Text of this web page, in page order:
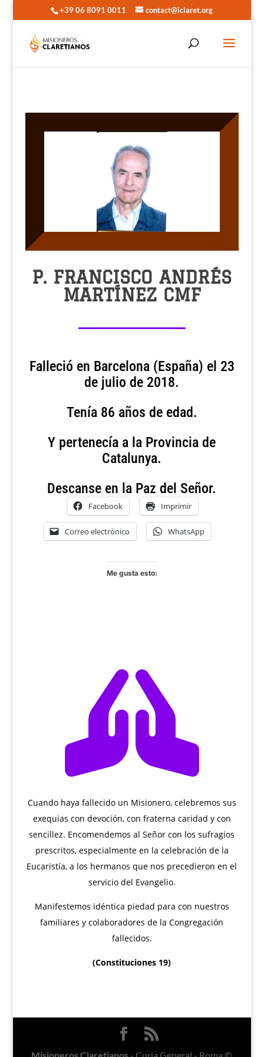
+39 06 8091 0011 contact@iclaret.org
P. FRANCISCO ANDRÉS
MARTÍNEZ CMF
Falleció en Barcelona (España) el 23
de julio de 2018.
Tenía 86 años de edad.
Y pertenecía a la Provincia de
Catalunya.
Descanse en la Paz del Señor.
Facebook Imprimir
Correo electrónico WhatsApp
Me gusta esto:

Cuando haya fallecido un Misionero, celebremos sus
exequias con devoción, con fraterna caridad y con
sencillez. Encomendemos al Señor con los sufragios
prescritos, especialmente en la celebración de la
Eucaristía, a los hermanos que nos precedieron en el
servicio del Evangelio.
Manifestemos idéntica piedad para con nuestros
familiares y colaboradores de la Congregación
fallecidos.
(Constituciones 19)